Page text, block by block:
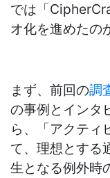
では「
オ化を進めたの
まず、前回の調
の事例とインタ
ら、「アクティ
て、理想とする
生となる例外時